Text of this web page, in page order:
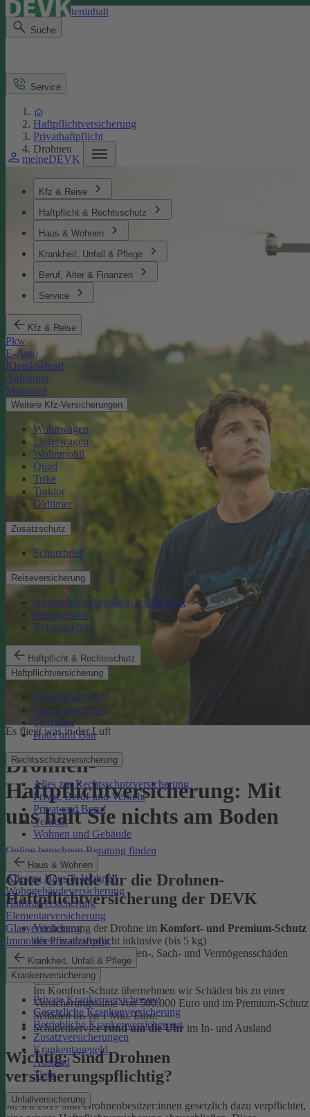
Direkt zum Seiteninhalt
Suche
meineDEVK
Kfz & Reise
Haftpflicht & Rechtsschutz
Haus & Wohnen
Krankheit, Unfall & Pflege
Beruf, Alter & Finanzen
Service
Kfz & Reise
Pkw
E-Auto
Kleinkraftrad
Anhänger
Motorrad
Weitere Kfz-Versicherungen
Wohnwagen
Lieferwagen
Wohnmobil
Quad
Trike
Traktor
Oldtimer
Zusatzschutz
Schutzbrief
Reiseversicherung
Auslandsreisekrankenversicherung
Reisegepäck
Reiserücktritt
Haftpflicht & Rechtsschutz
Haftpflichtversicherung
Privathaftpflicht
Dienst und Beruf
Tierhalter
Haus und Bau
Rechtsschutzversicherung
Alles zur Rechtsschutzversicherung
Privat, Beruf und Verkehr
Privat und Beruf
Verkehr
Wohnen und Gebäude
Haus & Wohnen
Alles zu Haus & Wohnen
Wohngebäudeversicherung
Hausratversicherung
Elementarversicherung
Glasversicherung
Immobilienfinanzierung
Krankheit, Unfall & Pflege
Krankenversicherung
Private Krankenversicherung
Gesetzliche Krankenversicherung
Betriebliche Krankenversicherung
Zusatzversicherungen
Krankentagegeld
Ausland
Tiere
Unfallversicherung
Service
Haftpflichtversicherung
Privathaftpflicht
Drohnen
Es fliegt was in der Luft
Drohnen-
Haftpflichtversicherung: Mit
uns hält Sie nichts am Boden
Online berechnen Beratung finden
Gute Gründe für die Drohnen-
Haftpflichtversicherung der DEVK
Versicherung der Drohne im Komfort- und Premium-Schutz
der Privathaftpflicht inklusive (bis 5 kg)
für Personen-, Sach- und Vermögensschäden
Im Komfort-Schutz übernehmen wir Schäden bis zu einer
Versicherungssume von 500.000 Euro und im Premium-Schutz
Schäden bis zu 1 Mio. Euro.
Schadenservicerund um die Uhr im In- und Ausland
Wichtig: Sind Drohnen
versicherungspflichtig?
Ja, seit 2017 sind Drohnenbesitzer:innen gesetzlich dazu verpflichtet,